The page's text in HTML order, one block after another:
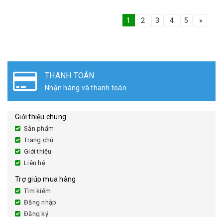
1 2 3 4 5 »
ĐỔI TRẢ HÀNG
Đổi sản phẩm lên đến 30 ngày
Giới thiệu chung
Sản phẩm
Trang chủ
Giới thiệu
Liên hệ
Trợ giúp mua hàng
Tìm kiếm
Đăng nhập
Đăng ký